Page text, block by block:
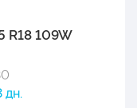
R18 109W
дн.